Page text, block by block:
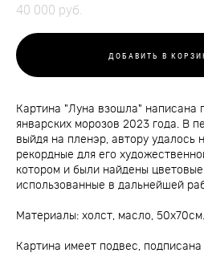
40 000 pуб.
ДОБАВИТЬ В
Картина "Луна взошла" написана
январских морозов 2023 года. В
выйдя на пленэр, автору удалось
рекордные для его
котором и были найдены
использованные в дальнейшей
Материалы: холст, масло,
Картина имеет подвес,